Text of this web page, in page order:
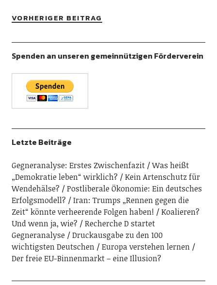
VORHERIGER BEITRAG
Spenden an unseren gemeinnützigen Förderverein
Letzte Beiträge
Gegneranalyse: Erstes Zwischenfazit
Was heißt
„Demokratie leben“ wirklich?
Kein Artenschutz für
Wendehälse?
Postliberale Ökonomie: Ein deutsches
Erfolgsmodell?
Iran: Trumps „Rennen gegen die
Zeit“ könnte verheerende Folgen haben!
Koalieren?
Und wenn ja, wie?
Recherche D startet
Gegneranalyse
Druckausgabe zu den 100
wichtigsten Deutschen
Europa verstehen lernen
Der freie EU-Binnenmarkt – eine Illusion?